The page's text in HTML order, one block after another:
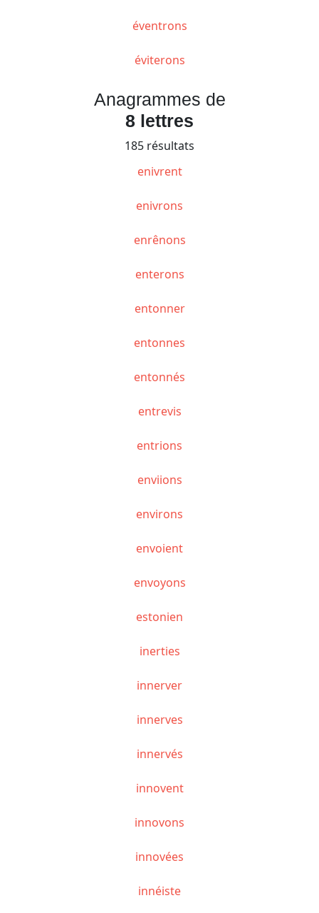
éventrons
éviterons
Anagrammes de
8 lettres
185 résultats
enivrent
enivrons
enrênons
enterons
entonner
entonnes
entonnés
entrevis
entrions
enviions
environs
envoient
envoyons
estonien
inerties
innerver
innerves
innervés
innovent
innovons
innovées
innéiste